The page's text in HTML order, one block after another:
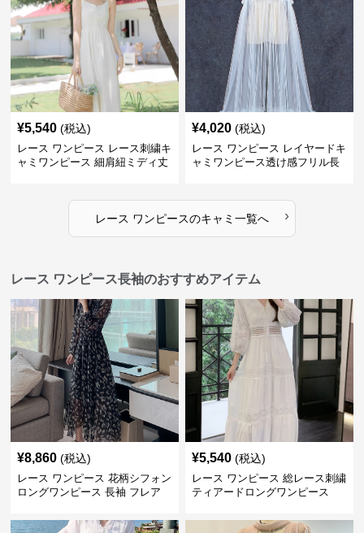
¥5,540 (税込)
レース ワンピース レース刺繍キ
ャミワンピース 細肩紐ミディ丈
¥4,020 (税込)
レース ワンピース レイヤードキ
ャミワンピース透け感フリル長
レース ワンピースのキャミ 一覧へ ›
レース ワンピース長袖のおすすめアイテム
¥8,860 (税込)
レース ワンピース 花柄シフォン
ロングワンピース 長袖 フレア
¥5,540 (税込)
レース ワンピース 総レース刺繍
ティアードロングワンピース